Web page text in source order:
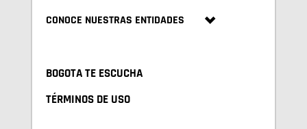
CONOCE NUESTRAS ENTIDADES
BOGOTA TE ESCUCHA
TÉRMINOS DE USO